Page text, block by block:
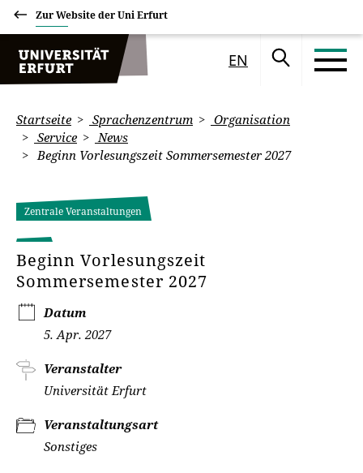
Zur Website der Uni Erfurt
EN
Startseite Sprachenzentrum
Organisation
Service
News
Beginn Vorlesungszeit Sommersemester 2027
Zentrale Veranstaltungen
Beginn Vorlesungszeit
Sommersemester 2027
Datum
5. Apr. 2027
Veranstalter
Universität Erfurt
Veranstaltungsart
Sonstiges